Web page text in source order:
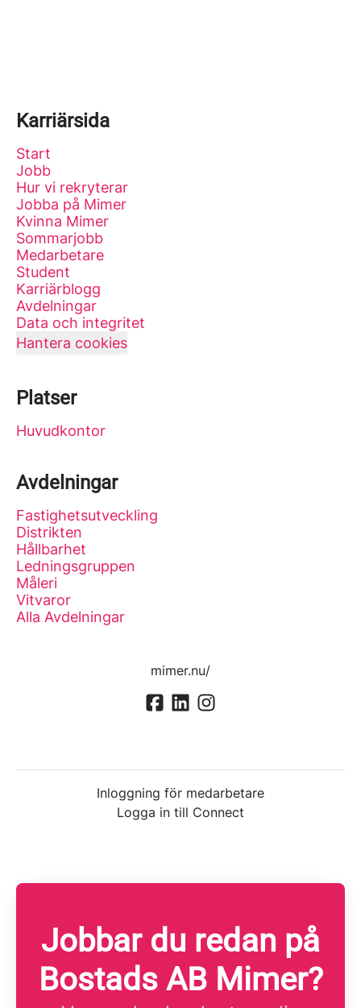
Karriärsida
Start
Jobb
Hur vi rekryterar
Jobba på Mimer
Kvinna Mimer
Sommarjobb
Medarbetare
Student
Karriärblogg
Avdelningar
Data och integritet
Hantera cookies
Platser
Huvudkontor
Avdelningar
Fastighetsutveckling
Distrikten
Hållbarhet
Ledningsgruppen
Måleri
Vitvaror
Alla Avdelningar
mimer.nu/
Inloggning för medarbetare
Logga in till Connect
Jobbar du redan på
Bostads AB Mimer?